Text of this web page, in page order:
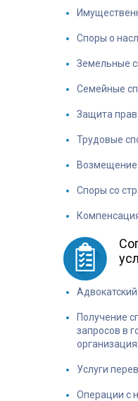
Споры о
Земельные
Семейные
Защита прав
Трудовые
Споры со
Получение
запросов в
Услуги
Операции с